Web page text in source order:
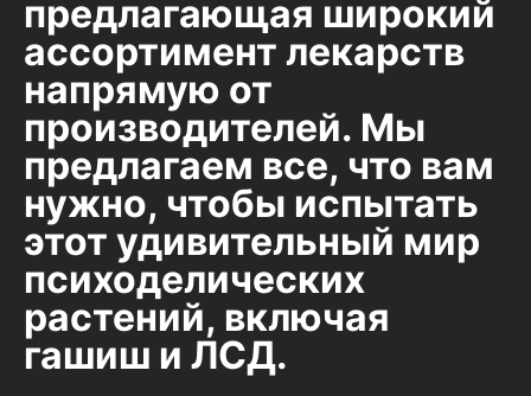
предлагающая широкий
ассортимент лекарств
напрямую от
производителей. Мы
предлагаем все, что вам
нужно, чтобы испытать
этот удивительный мир
психоделических
растений, включая
гашиш и ЛСД.